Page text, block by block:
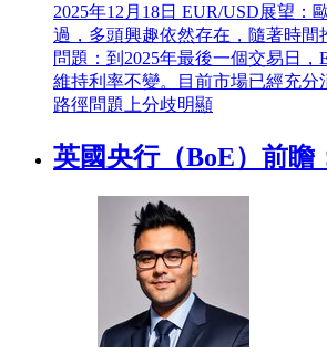
2025年12月18日 EUR/USD展望：
過，多頭興趣依然存在，隨著時間
問題：到2025年最後一個交易日
維持利率不變。目前市場已經充
路徑問題上分歧明顯
英國央行（BoE）前瞻